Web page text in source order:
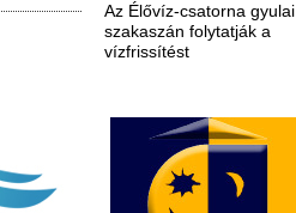
Az Élővíz-csatorna gyulai
szakaszán folytatják a
vízfrissítést